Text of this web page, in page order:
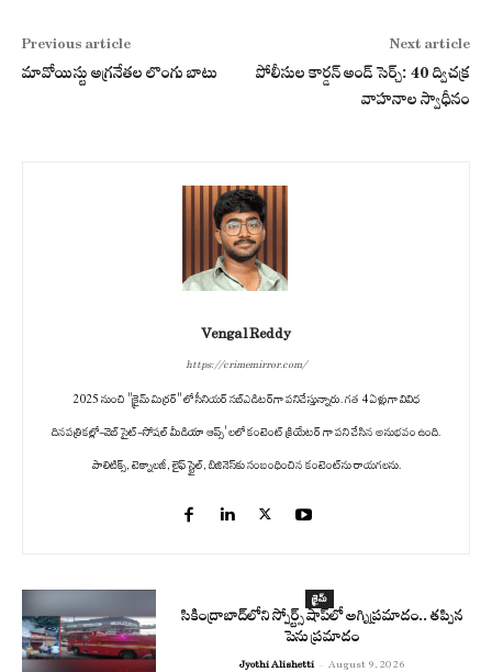
Previous article
మావోయిస్టు అగ్ర‌నేత‌ల లొంగు బాటు
Next article
పోలీసుల కార్డన్ అండ్ సెర్చ్‌: 40 ద్విచ‌క్ర
వాహ‌నాల స్వాధీనం
Vengal Reddy
https://crimemirror.com/
2025 నుంచి "క్రైమ్ మిర్రర్" లో సీనియర్ సబ్‌ఎడిటర్‌గా పనిచేస్తున్నారు. గత 4 ఏళ్లుగా వివిధ
దినపత్రికల్లో-వెబ్ సైట్-సోషల్ మీడియా ఆప్స్' లలో కంటెంట్ క్రియేటర్ గా పని చేసిన అనుభవం ఉంది.
పాలిటిక్స్‌, టెక్నాలజీ, లైఫ్‌ స్టైల్‌, బిజినెస్‌కు సంబంధించిన కంటెంట్‌ను రాయగలను.
క్రైమ్
సికింద్రాబాద్‌లోని స్పోర్ట్స్ షాప్‌లో అగ్నిప్రమాదం.. తప్పిన
పెను ప్రమాదం
Jyothi Alishetti - August 9, 2026